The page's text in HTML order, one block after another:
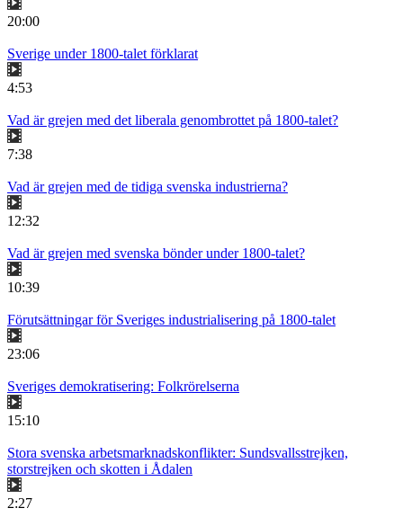
20:00
Sverige under 1800-talet förklarat
4:53
Vad är grejen med det liberala genombrottet på 1800-talet?
7:38
Vad är grejen med de tidiga svenska industrierna?
12:32
Vad är grejen med svenska bönder under 1800-talet?
10:39
Förutsättningar för Sveriges industrialisering på 1800-talet
23:06
Sveriges demokratisering: Folkrörelserna
15:10
Stora svenska arbetsmarknadskonflikter: Sundsvallsstrejken,
storstrejken och skotten i Ådalen
2:27